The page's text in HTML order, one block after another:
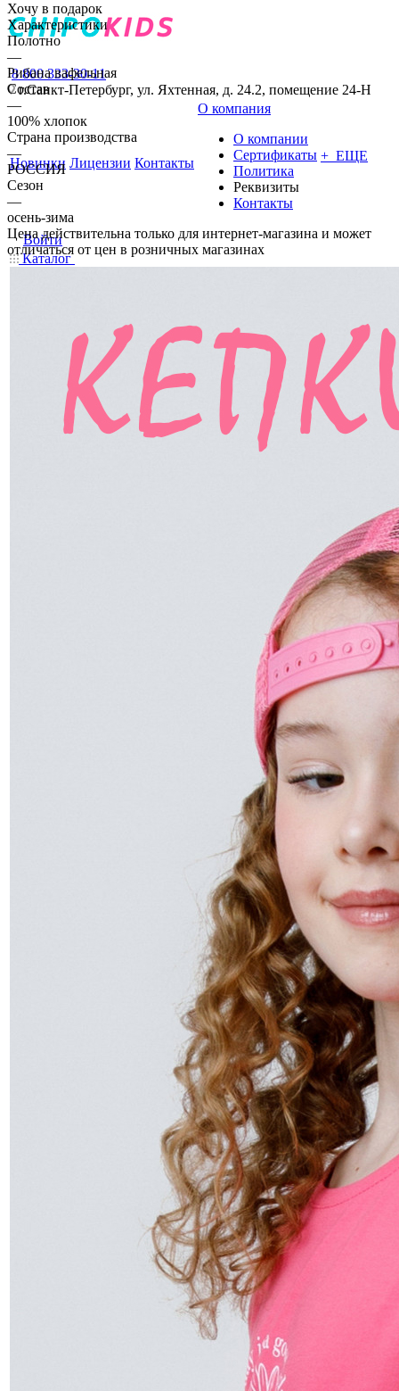
8 800 333-30-11
г.Санкт-Петербург, ул. Яхтенная, д. 24.2, помещение 24-Н
Новинки Лицензии Контакты
О компания
О компании
Сертификаты
Политика
Реквизиты
Контакты
+ ЕЩЕ
Войти
Каталог
Хочу в подарок
Характеристики
Полотно
—
Рибана вафельная
Состав
—
100% хлопок
Страна производства
—
РОССИЯ
Сезон
—
осень-зима
Цена действительна только для интернет-магазина и может
отличаться от цен в розничных магазинах